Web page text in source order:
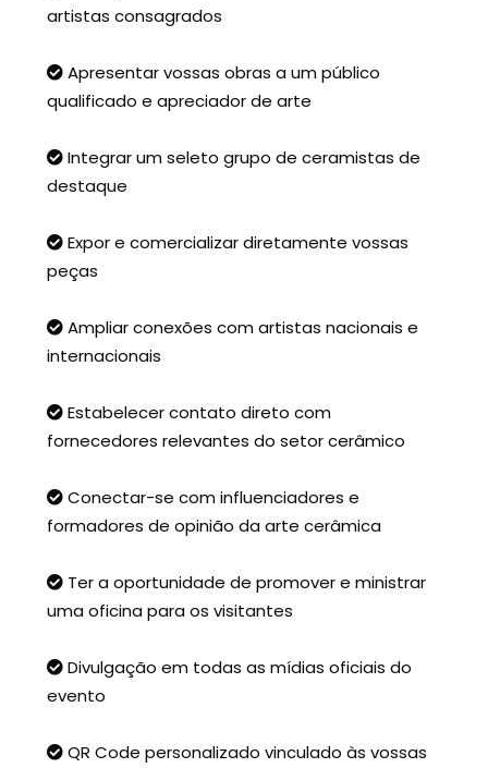
artistas consagrados
Apresentar vossas obras a um público
qualificado e apreciador de arte
Integrar um seleto grupo de ceramistas de
destaque
Expor e comercializar diretamente vossas
peças
Ampliar conexões com artistas nacionais e
internacionais
Estabelecer contato direto com
fornecedores relevantes do setor cerâmico
Conectar-se com influenciadores e
formadores de opinião da arte cerâmica
Ter a oportunidade de promover e ministrar
uma oficina para os visitantes
Divulgação em todas as mídias oficiais do
evento
QR Code personalizado vinculado às vossas